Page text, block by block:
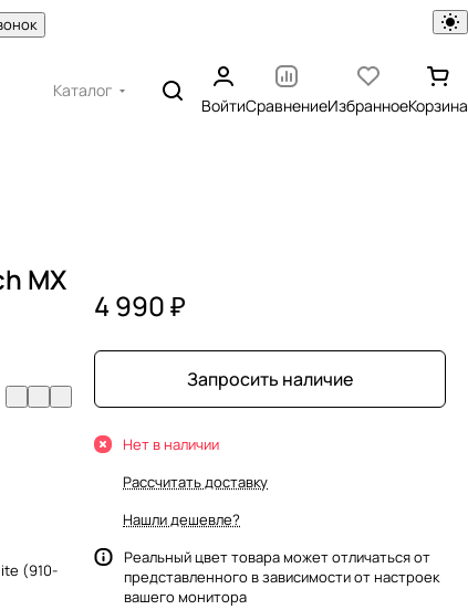
Каталог
ВойтиСравнениеИзбранноеКорзина
MX
(910-
4 990 ₽
Запросить наличие
Нет в наличии
Рассчитать доставку
Нашли дешевле?
Реальный цвет товара может отличаться от
представленного в зависимости от настроек
вашего монитора